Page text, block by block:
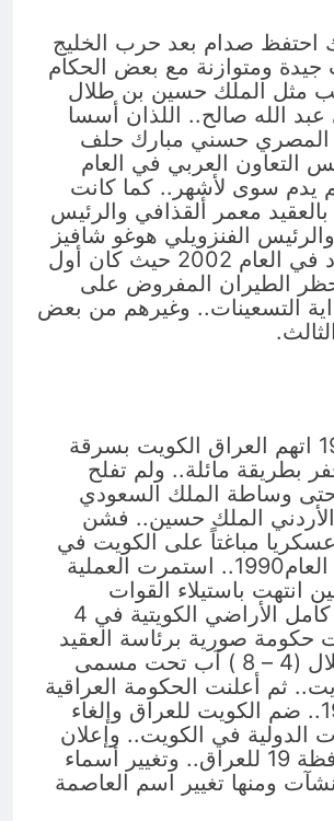
احتفظ صدام بعد حرب الخليج
جيدة ومتوازنة مع بعض الحكام
مثل الملك حسين بن طلال
الله صالح.. اللذان أسسا
المصري حسني مبارك حلف
التعاون العربي في العام
لم يدم سوى لأشهر.. كما كانت
معمر ألقذافي والرئيس
الفنزويلي هوغو شافيز
الذي زار بغداد في العام 2002 حيث كان أول
الطيران المفروض على
التسعينات.. وغيرهم من بعض
في العام 1990 اتهم العراق الكويت بسرقة
بطريقة مائلة.. ولم تفلح
وساطة الملك السعودي
الملك حسين.. فشن
مباغتاً على الكويت في
الثاني من آب العام1990.. استمرت العملية
انتهت باستيلاء القوات
العراقية على كامل الأراضي الكويتية في 4
صورية برئاسة العقيد
علاء حسين خلال (4 – 8 ) آب تحت مسمى
ثم أعلنت الحكومة العراقية
يوم 9 اب1990.. ضم الكويت للعراق وإلغاء
الدولية في الكويت.. وإعلان
الكويت المحافظة 19 للعراق.. وتغيير أسماء
ومنها تغيير اسم العاصمة